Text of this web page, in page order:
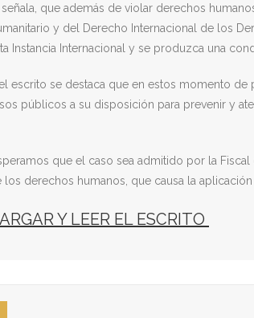
que además de violar derechos
y del Derecho Internacional de los
Instancia Internacional y se produzca una
escrito se destaca que en estos momento
públicos a su disposición para prevenir y
que el caso sea admitido por la
los derechos humanos, que causa la
Y LEER EL ESCRITO